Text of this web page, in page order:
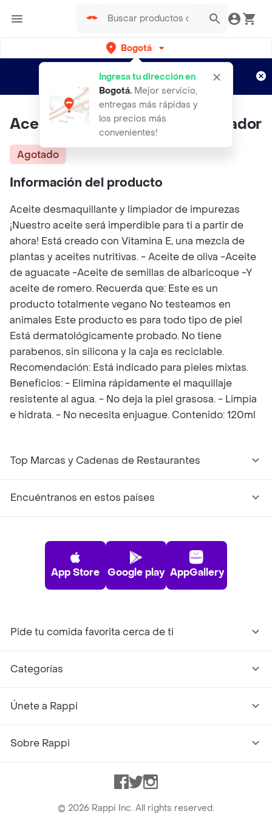
Bogotá
Ingresa tu dirección en
Bogotá. Mejor servicio,
entregas más rápidas y
los precios más
convenientes!
envíos gratis por semanas
Aplican TyC
Aceite Desmaquillante Y Limpiador
Agotado
Información del producto
Aceite desmaquillante y limpiador de impurezas
¡Nuestro aceite será imperdible para ti a partir de
ahora! Está creado con Vitamina E, una mezcla de
plantas y aceites nutritivas. - Aceite de oliva -Aceite
de aguacate -Aceite de semillas de albaricoque -Y
aceite de romero. Recuerda que: Este es un
producto totalmente vegano No testeamos en
animales Este producto es para todo tipo de piel
Está dermatológicamente probado. No tiene
parabenos, sin silicona y la caja es reciclable.
Recomendación: Está indicado para pieles mixtas.
Beneficios: - Elimina rápidamente el maquillaje
resistente al agua. - No deja la piel grasosa. - Limpia
e hidrata. - No necesita enjuague. Contenido: 120ml
Top Marcas y Cadenas de Restaurantes
Encuéntranos en estos países
App Store Google play AppGallery
Pide tu comida favorita cerca de ti
Categorías
Únete a Rappi
Sobre Rappi
Facebook
TwitterInstagram
© 2026 Rappi Inc. All rights reserved.